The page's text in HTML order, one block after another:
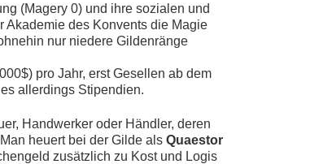
(Magery 0) und ihre sozialen und
des Konvents die Magie
nur niedere Gildenränge
pro Jahr, erst Gesellen ab dem
allerdings Stipendien.
Handwerker oder Händler, deren
heuert bei der Gilde als Quaestor
zusätzlich zu Kost und Logis